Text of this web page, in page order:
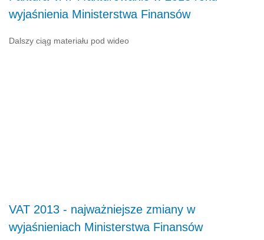
wyjaśnienia Ministerstwa Finansów
Dalszy ciąg materiału pod wideo
VAT 2013 - najważniejsze zmiany w
wyjaśnieniach Ministerstwa Finansów